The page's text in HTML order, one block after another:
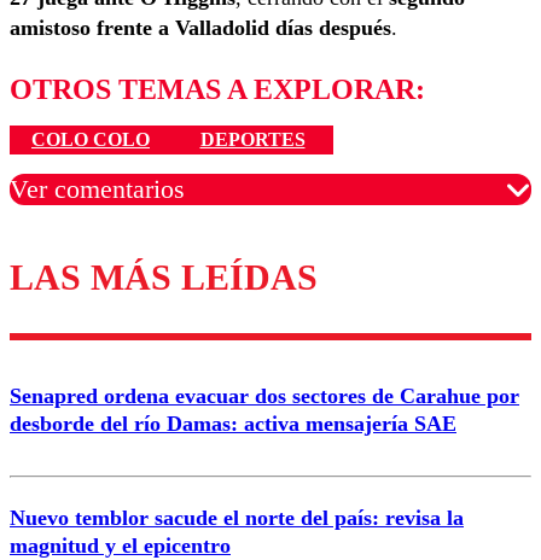
amistoso frente a Valladolid días después.
OTROS TEMAS A EXPLORAR:
COLO COLO DEPORTES
Ver comentarios
Los comentarios son moderados para garantizar un
diálogo respetuoso.
Correo
LAS MÁS LEÍDAS
Senapred ordena evacuar dos sectores de Carahue por
desborde del río Damas: activa mensajería SAE
Nuevo temblor sacude el norte del país: revisa la
magnitud y el epicentro